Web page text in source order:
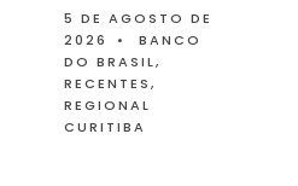
5 DE AGOSTO DE
2026
•
BANCO
DO BRASIL,
RECENTES,
REGIONAL
CURITIBA